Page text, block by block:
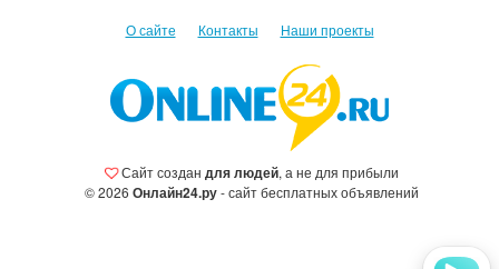
О сайте Контакты Наши проекты
Сайт создан для людей, а не для прибыли
© 2026 Онлайн24.ру- сайт бесплатных объявлений